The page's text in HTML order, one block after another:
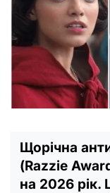
Щорічна
(Razzie
на 2026 рік.